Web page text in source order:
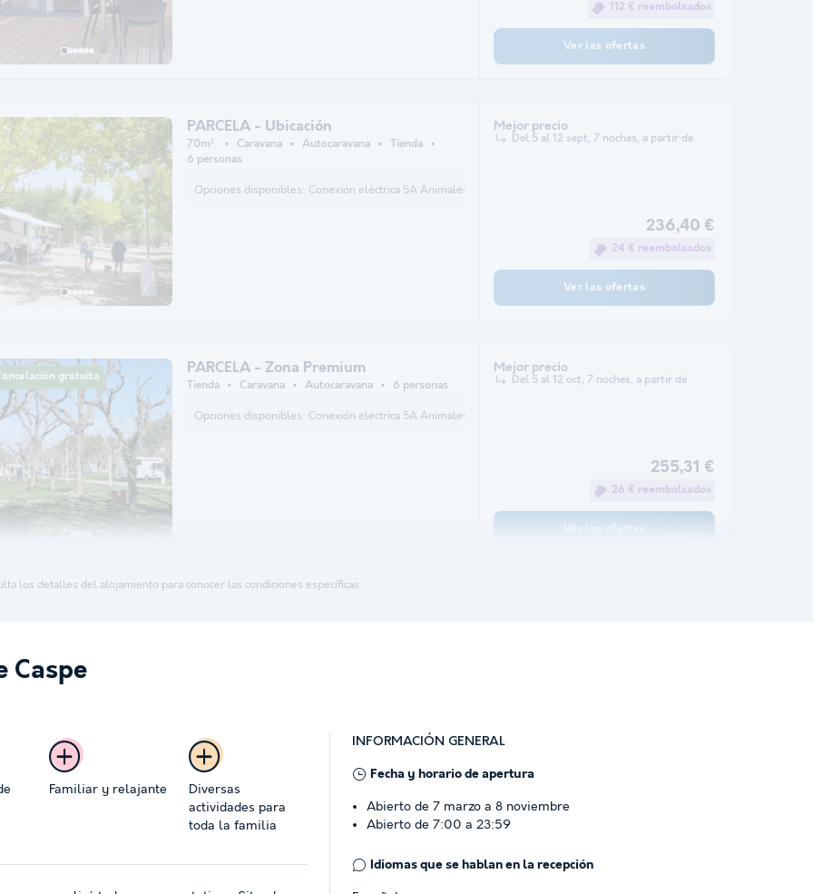
112 € reembolsados
Ver las ofertas
PARCELA - Ubicación
70m² Caravana Autocaravana
Tienda
6 personas
Opciones disponibles: Conexión eléctrica 5A Animales adicionales Vehículos adicionales Parcelas adicionales para tiendas de campaña
Mejor precio
Del 5 al 12 sept, 7 noches, a partir de
236,40 €
24 € reembolsados
Ver las ofertas
gratuita PARCELA - Zona Premium
Tienda Caravana Autocaravana 6 personas
Opciones disponibles: Conexión eléctrica 5A Animales adicionales Vehículos adicionales Parcelas adicionales para tiendas de campaña
Mejor precio
Del 5 al 12 oct, 7 noches, a partir de
255,31 €
26 € reembolsados
Ver las ofertas
los detalles del alojamiento para conocer las condiciones específicas
Caspe
Familiar y relajante
Diversas
actividades para
toda la familia
INFORMACIÓN GENERAL
Fecha y horario de apertura
Abierto de 7 marzo a 8 noviembre
Abierto de 7:00 a 23:59
Idiomas que se hablan en la recepción